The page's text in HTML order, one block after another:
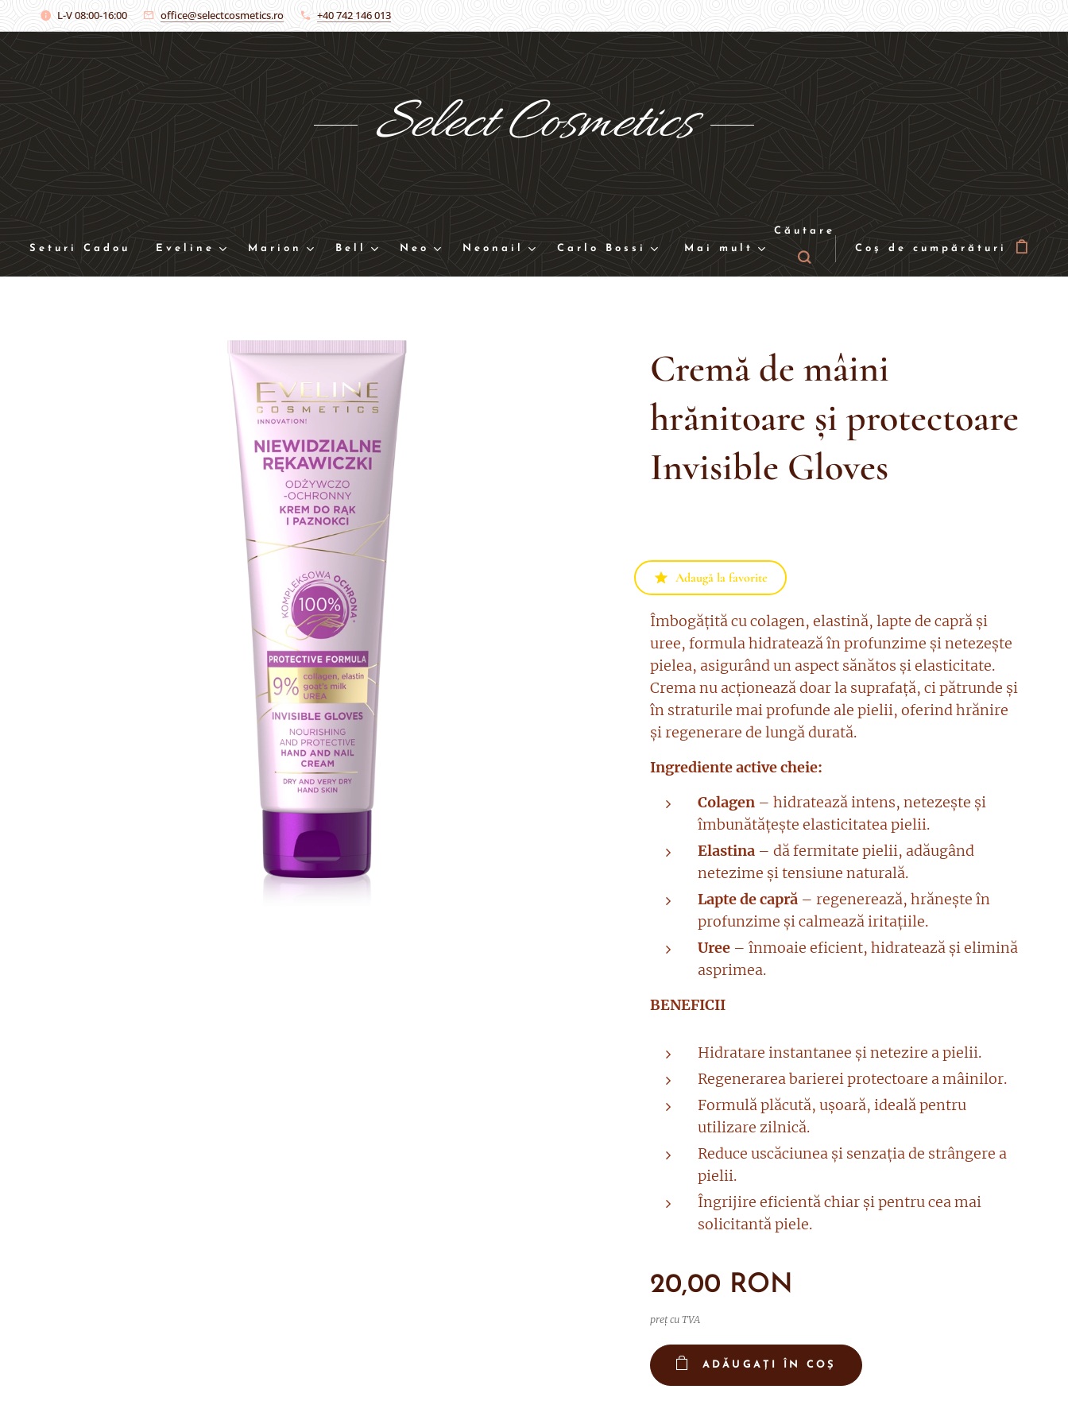
L-V 08:00-16:00 office@selectcosmetics.ro +40 742 146 013
Select Cosmetics
Seturi Cadou Eveline Marion Bell Neo Neonail Carlo Bossi Mai mult
Căutare
Coș de cumpărături
Cremă de mâini
hrănitoare și protectoare
Invisible Gloves
Adaugă la favorite
Îmbogățită cu colagen, elastină, lapte de capră și
uree, formula hidratează în profunzime și netezește
pielea, asigurând un aspect sănătos și elasticitate.
Crema nu acționează doar la suprafață, ci pătrunde și
în straturile mai profunde ale pielii, oferind hrănire
și regenerare de lungă durată.
Ingrediente active cheie:
Colagen – hidratează intens, netezește și
îmbunătățește elasticitatea pielii.
Elastina – dă fermitate pielii, adăugând
netezime și tensiune naturală.
Lapte de capră – regenerează, hrănește în
profunzime și calmează iritațiile.
Uree – înmoaie eficient, hidratează și elimină
asprimea.
BENEFICII
Hidratare instantanee și netezire a pielii.
Regenerarea barierei protectoare a mâinilor.
Formulă plăcută, ușoară, ideală pentru
utilizare zilnică.
Reduce uscăciunea și senzația de strângere a
pielii.
Îngrijire eficientă chiar și pentru cea mai
solicitantă piele.
20,00 RON
preț cu TVA
ADĂUGAȚI ÎN COȘ